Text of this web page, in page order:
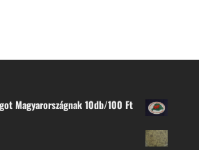
Magyarországnak 10db/100 Ft